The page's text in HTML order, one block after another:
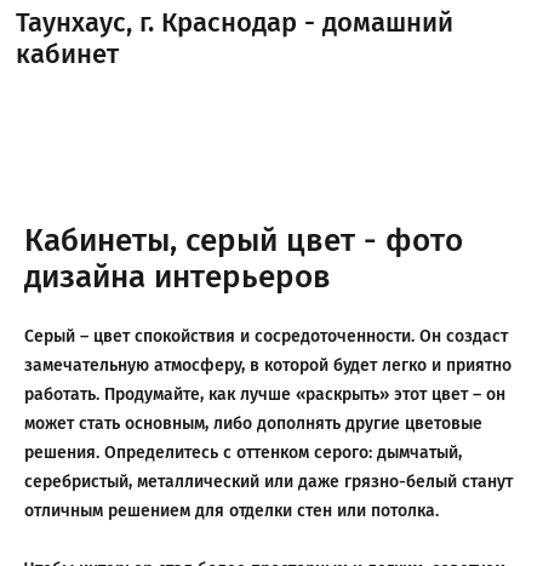
Таунхаус, г. Краснодар - домашний
кабинет
Кабинеты, серый цвет - фото
дизайна интерьеров
Серый – цвет спокойствия и сосредоточенности. Он создаст
замечательную атмосферу, в которой будет легко и приятно
работать. Продумайте, как лучше «раскрыть» этот цвет – он
может стать основным, либо дополнять другие цветовые
решения. Определитесь с оттенком серого: дымчатый,
серебристый, металлический или даже грязно-белый станут
отличным решением для отделки стен или потолка.